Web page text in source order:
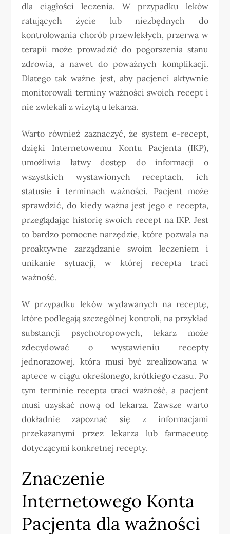
dla ciągłości leczenia. W przypadku leków
ratujących życie lub niezbędnych do
kontrolowania chorób przewlekłych, przerwa w
terapii może prowadzić do pogorszenia stanu
zdrowia, a nawet do poważnych komplikacji.
Dlatego tak ważne jest, aby pacjenci aktywnie
monitorowali terminy ważności swoich recept i
nie zwlekali z wizytą u lekarza.
Warto również zaznaczyć, że system e-recept,
dzięki Internetowemu Kontu Pacjenta (IKP),
umożliwia łatwy dostęp do informacji o
wszystkich wystawionych receptach, ich
statusie i terminach ważności. Pacjent może
sprawdzić, do kiedy ważna jest jego e recepta,
przeglądając historię swoich recept na IKP. Jest
to bardzo pomocne narzędzie, które pozwala na
proaktywne zarządzanie swoim leczeniem i
unikanie sytuacji, w której recepta traci
ważność.
W przypadku leków wydawanych na receptę,
które podlegają szczególnej kontroli, na przykład
substancji psychotropowych, lekarz może
zdecydować o wystawieniu recepty
jednorazowej, która musi być zrealizowana w
aptece w ciągu określonego, krótkiego czasu. Po
tym terminie recepta traci ważność, a pacjent
musi uzyskać nową od lekarza. Zawsze warto
dokładnie zapoznać się z informacjami
przekazanymi przez lekarza lub farmaceutę
dotyczącymi konkretnej recepty.
Znaczenie
Internetowego Konta
Pacjenta dla ważności